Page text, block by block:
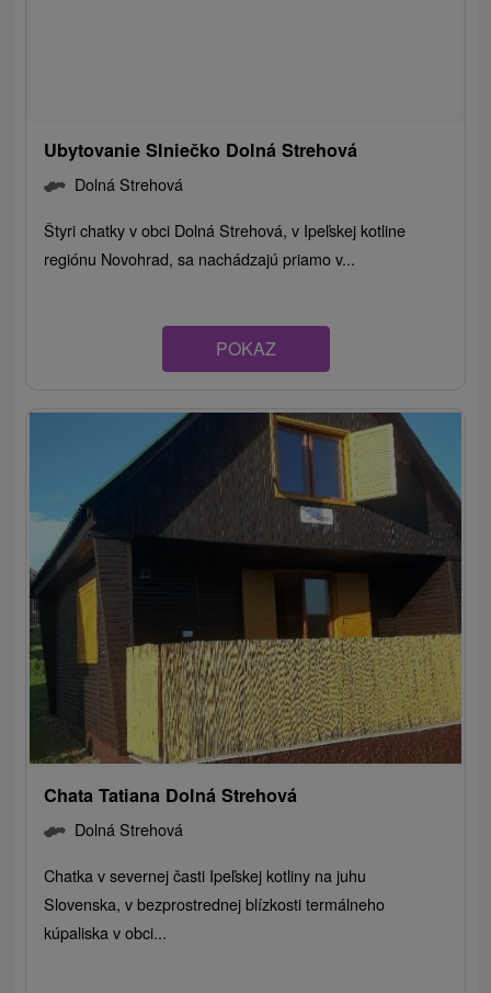
Ubytovanie Slniečko Dolná Strehová
Dolná Strehová
Štyri chatky v obci Dolná Strehová, v Ipeľskej kotline
regiónu Novohrad, sa nachádzajú priamo v...
POKAZ
Chata Tatiana Dolná Strehová
Dolná Strehová
Chatka v severnej časti Ipeľskej kotliny na juhu
Slovenska, v bezprostrednej blízkosti termálneho
kúpaliska v obci...